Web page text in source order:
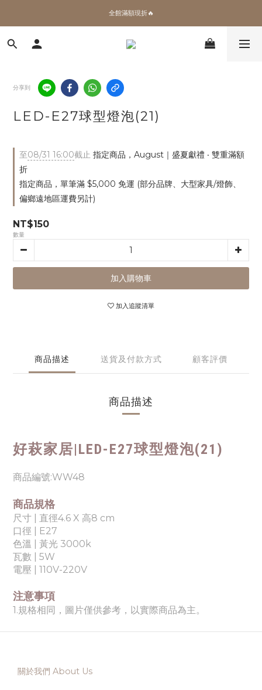
✨加入會員 即領100購物金🎫
全館滿額現折🔥
加拿大Umbra．買千送百🎫
分享到
LED-E27球型燈泡(21)
至08/31 16:00截止 指定商品，August｜盛夏獻禮 ‧ 雙重滿額
折
指定商品，單筆滿 $5,000 免運 (部分品牌、大型家具/燈飾、
偏鄉遠地區運費另計)
NT$150
數量
加入購物車
加入追蹤清單
商品描述 送貨及付款方式 顧客評價
商品描述
好萩家居|LED-E27球型燈泡(21)
商品編號:WW48
商品規格
尺寸 | 直徑4.6 X 高8 cm
口徑 | E27
色溫 | 黃光 3000k
瓦數 | 5W
電壓
110V-220V
注意事項
1.規格相同，圖片僅供參考，以實際商品為主。
關於我們 About Us